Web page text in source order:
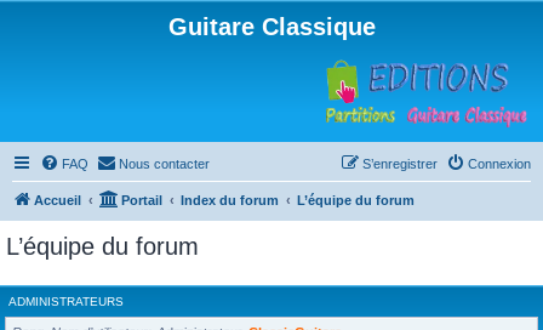
Guitare Classique
FAQ Nous contacter Connexion
S’enregistrer
Accueil Portail Index du forum L’équipe du forum
L’équipe du forum
ADMINISTRATEURS